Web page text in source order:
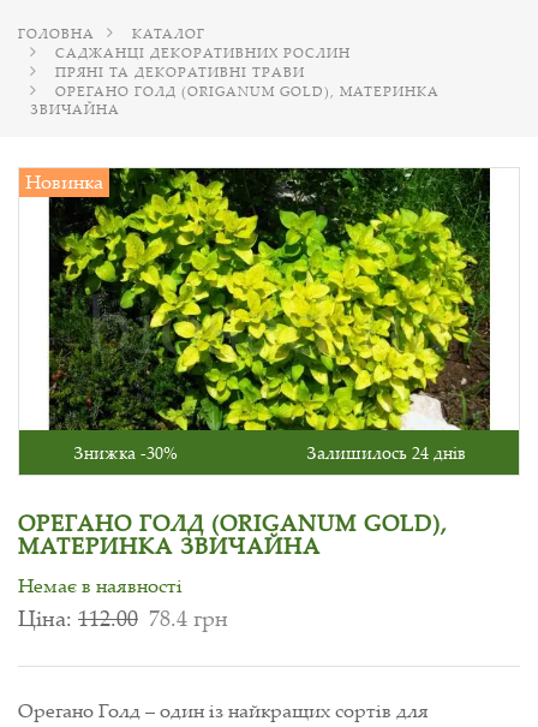
ГОЛОВНА
КАТАЛОГ
САДЖАНЦІ ДЕКОРАТИВНИХ РОСЛИН
ПРЯНІ ТА ДЕКОРАТИВНІ ТРАВИ
ОРЕГАНО ГОЛД (ORIGANUM GOLD), МАТЕРИНКА
ЗВИЧАЙНА
Новинка
Знижка -30% Залишилось 24 днів
ОРЕГАНО ГОЛД (ORIGANUM GOLD),
МАТЕРИНКА ЗВИЧАЙНА
Немає в наявності
Ціна: 112.00 78.4 грн
Орегано Голд – один із найкращих сортів для